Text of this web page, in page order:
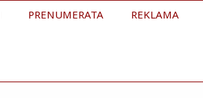
PRENUMERATA REKLAMA